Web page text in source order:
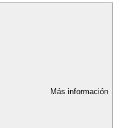
Más información